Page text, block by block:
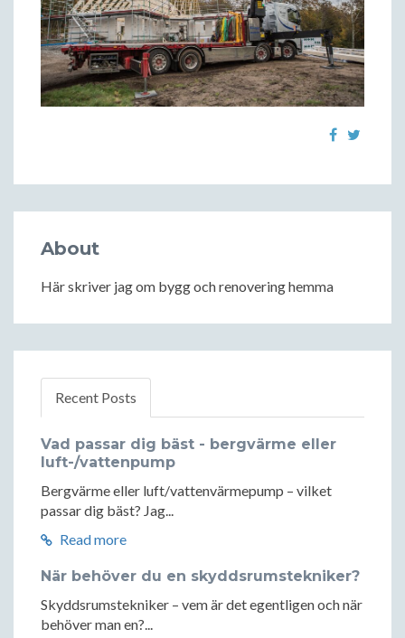
About
Här skriver jag om bygg och renovering hemma
Recent Posts
Vad passar dig bäst - bergvärme eller
luft-/vattenpump
Bergvärme eller luft/vattenvärmepump – vilket
passar dig bäst? Jag...
Read more
När behöver du en skyddsrumstekniker?
Skyddsrumstekniker – vem är det egentligen och när
behöver man en?...